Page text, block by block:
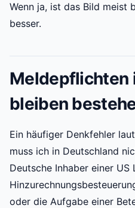
Wenn ja, ist das Bild meist
besser.
Meldepflichten
bleiben
Ein häufiger Denkfehler
muss ich in Deutschland
Deutsche Inhaber einer US
oder die Aufgabe einer